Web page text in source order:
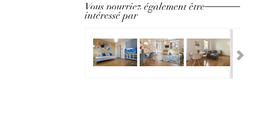
Vous pourriez également être
intéressé par